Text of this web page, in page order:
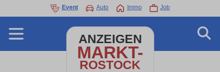
Event Auto Immo Job
ANZEIGEN
MARKT-
ROSTOCK